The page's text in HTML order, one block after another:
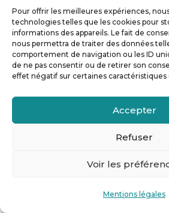
Pour offrir les meilleures expériences,
technologies telles que les cookies pour
informations des appareils. Le fait de
nous permettra de traiter des données
comportement de navigation ou les ID
de ne pas consentir ou de retirer son
effet négatif sur certaines caractéristiques
Accepter
Refuser
Voir les
Mentions légales
favoriser des projets
offrir des formations sur
conflits en équipe.
peuvent être proposées
spécialisée en ESSMS,
les équipes dans
les tensions et